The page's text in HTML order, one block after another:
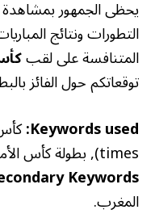
يحظى الجمهور بمشاهدة
التطورات ونتائج
المتنافسة على لقب
توقعاتكم حول الفائز
Keywords used:
times), بطولة كأس الأمم الأفريقية (used 3 times)
Keywords:
المغرب.